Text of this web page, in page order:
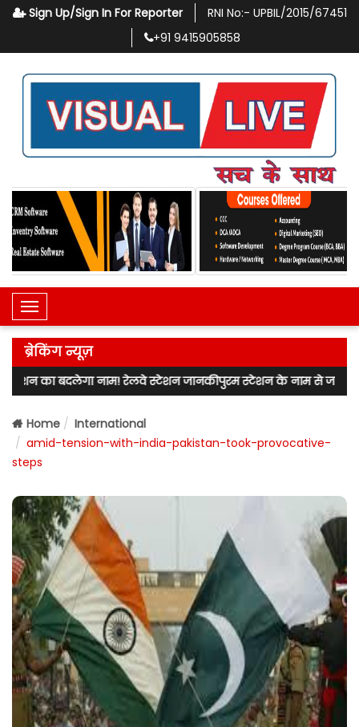
Sign Up/Sign In For Reporter RNI No:- UPBIL/2015/67451
+91 9415905858
Toggle Navigation
ब्रेकिंग न्यूज़
नाम! रेलवे स्टेशन जानकीपुरम स्टेशन के नाम से जाना जाएगा! लखनऊ
Home
International
amid-tension-with-india-pakistan-took-provocative-
steps